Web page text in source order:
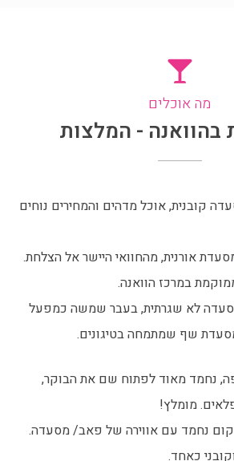
מה אוכלים
בהוואנה - המלצות
קובנית, אוכל מדהים והמחירים נוחים
אורנית, מהחוואי היישר אל הצלחת.
במרכז הוואנה.
לא שגרתית, בעבר שמשה כמפעל
מסעדת שף שמתמחה בטיגונים.
נחמד מאוד לפתוח שם את הבוקר,
מומלץ!
נחמד עם אווירה של פאב/ מסעדה.
כאחד.